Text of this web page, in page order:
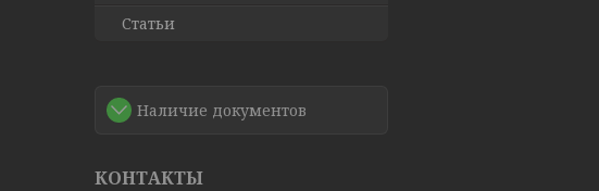
Статьи
Наличие документов
КОНТАКТЫ